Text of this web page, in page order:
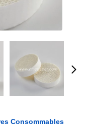
Consommables